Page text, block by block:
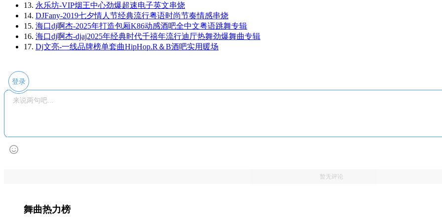
13. 永乐坊-VIP烟王中心劲爆超速电子英文串烧
14. DJFany-2019七夕情人节经典流行粤语时尚节奏情感串烧
15. 海口dj啊杰-2025年打造包厢K86动感酒吧全中文粤语跳舞专辑
16. 海口dj啊杰-djaj2025年经典时代千禧年流行迪厅热舞劲爆舞曲专辑
17. Dj文亮-一线品牌榜单套曲HipHop.R＆B酒吧实用暖场
登录
暂无评论
舞曲热力榜